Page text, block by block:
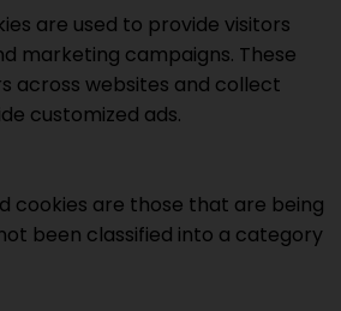
are used to provide visitors
marketing campaigns. These
across websites and collect
customized ads.
cookies are those that are being
been classified into a category